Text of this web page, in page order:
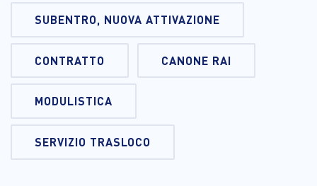
SUBENTRO, NUOVA ATTIVAZIONE
CONTRATTO CANONE RAI
MODULISTICA
SERVIZIO TRASLOCO